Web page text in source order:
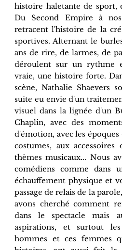
histoire haletante de sport,
Du Second Empire à
retracent l'histoire de la
sportives. Alternant le
ans de rire, de larmes, de
déroulent sur un rythme
vraie, une histoire forte.
scène, Nathalie Shaevers
suite eu envie d'un
visuel dans la lignée d'un
Chaplin, avec des
d'émotion, avec les
costumes, aux
thèmes musicaux... Nous
comédiens comme dans
échauffement physique et
passage de relais de la
avons cherché comment
dans le spectacle mais
aspirations, et surtout
hommes et ces femmes